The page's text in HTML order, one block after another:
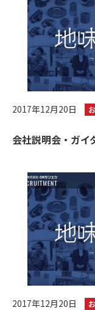
2017年12月20日
会社説明会・ガイ
2017年12月20日